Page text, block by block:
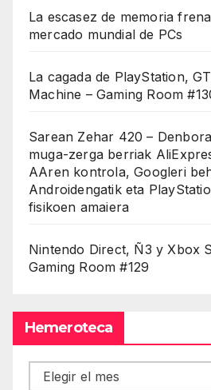
La escasez de memoria
mercado mundial de PCs
La cagada de PlayStation,
Machine – Gaming Room
Sarean Zehar 420 –
muga-zerga berriak
AAren kontrola, Googleri
Androidengatik eta
fisikoen amaiera
Nintendo Direct, Ñ3 y Xbox
Gaming Room #129
Hemeroteca
Hemeroteca